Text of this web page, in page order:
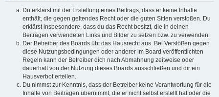
Du erklärst mit der Erstellung eines Beitrags, dass er keine Inhalte
enthält, die gegen geltendes Recht oder die guten Sitten verstoßen. Du
erklärst insbesondere, dass du das Recht besitzt, die in deinen
Beiträgen verwendeten Links und Bilder zu setzen bzw. zu verwenden.
Der Betreiber des Boards übt das Hausrecht aus. Bei Verstößen gegen
diese Nutzungsbedingungen oder anderer im Board veröffentlichten
Regeln kann der Betreiber dich nach Abmahnung zeitweise oder
dauerhaft von der Nutzung dieses Boards ausschließen und dir ein
Hausverbot erteilen.
Du nimmst zur Kenntnis, dass der Betreiber keine Verantwortung für die
Inhalte von Beiträgen übernimmt, die er nicht selbst erstellt hat oder die